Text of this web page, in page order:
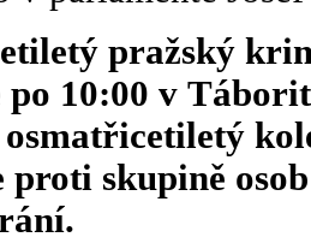
pražský
10:00 v
osmatřicetiletý
proti skupině